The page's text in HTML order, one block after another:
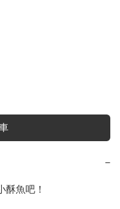
−
酥魚吧！